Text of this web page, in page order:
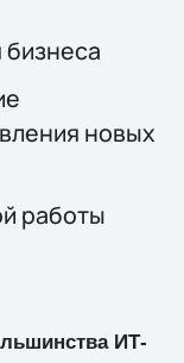
новых
работы
ИТ-